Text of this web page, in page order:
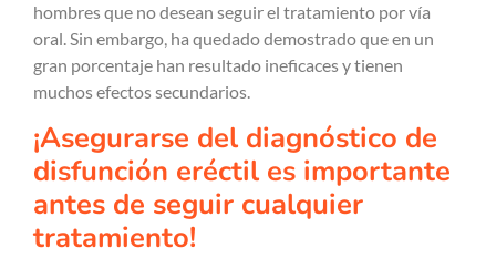
hombres que no desean seguir el tratamiento por vía
oral. Sin embargo, ha quedado demostrado que en un
gran porcentaje han resultado ineficaces y tienen
muchos efectos secundarios.
¡Asegurarse del diagnóstico de
disfunción eréctil es importante
antes de seguir cualquier
tratamiento!